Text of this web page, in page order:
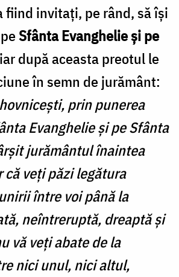
fiind invitați, pe rând, să își
Sfânta Evanghelie și pe
după aceasta preotul le
în semn de jurământ:
prin punerea
Evanghelie și pe Sfânta
jurământul înaintea
veți păzi legătura
între voi până la
neîntreruptă, dreaptă și
vă veți abate de la
nici unul, nici altul,